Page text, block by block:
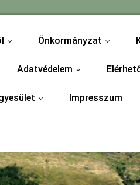
Önkormányzat
Adatvédelem
Impresszum